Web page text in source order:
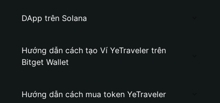
DApp trên Solana
Hướng dẫn cách tạo Ví YeTraveler trên
Bitget Wallet
Hướng dẫn cách mua token YeTraveler